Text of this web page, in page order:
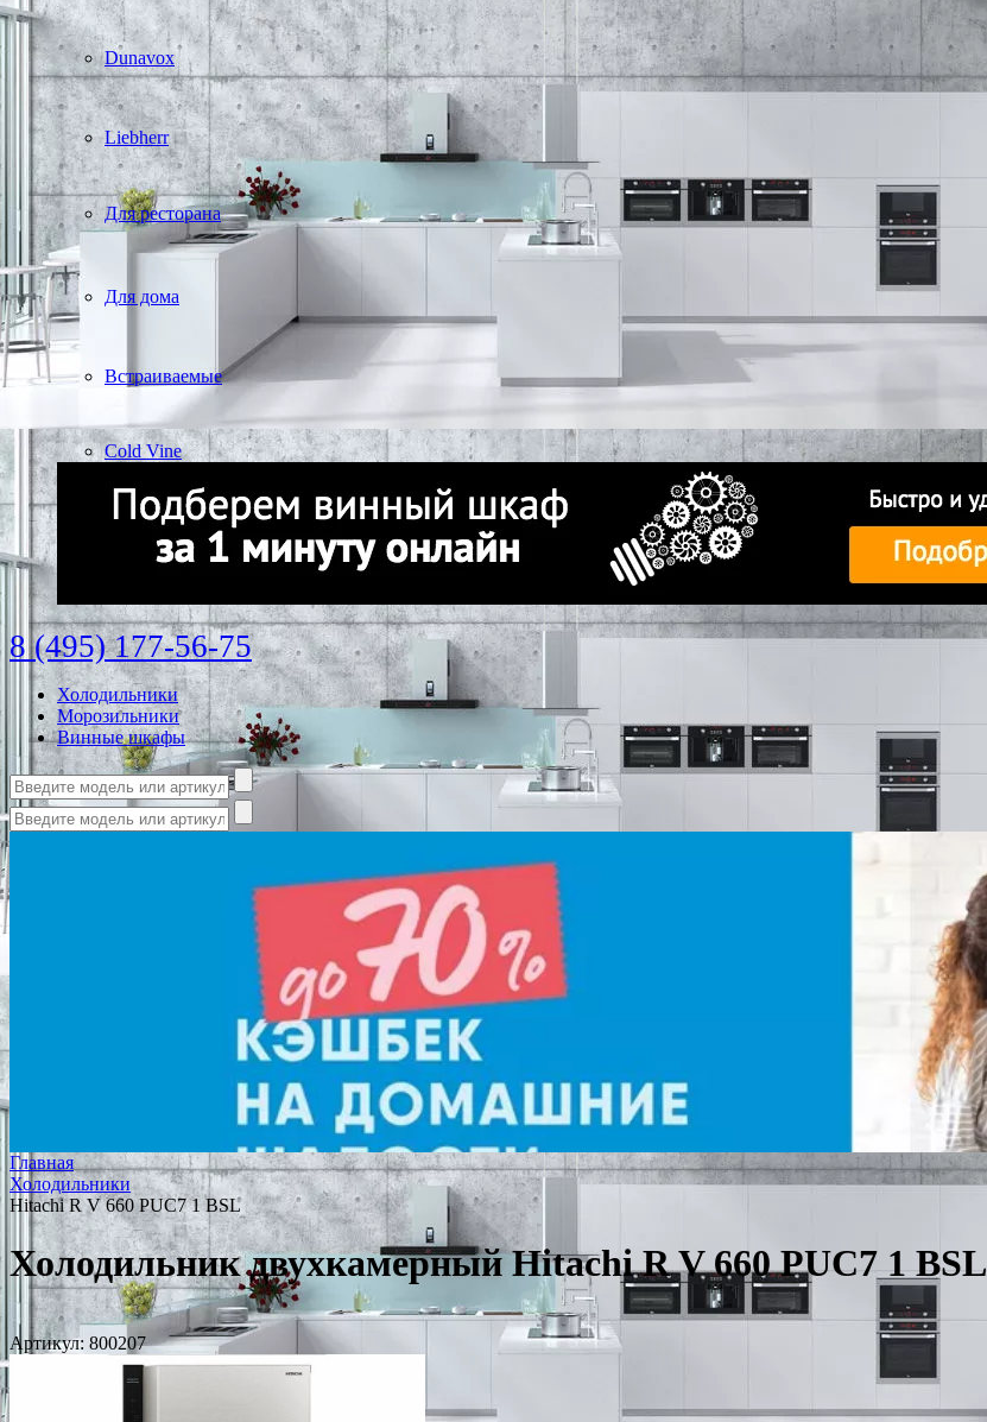
Dunavox
Liebherr
Для ресторана
Для дома
Встраиваемые
Cold Vine
8 (495) 177-56-75
Холодильники
Морозильники
Винные шкафы
Главная
Холодильники
Hitachi R V 660 PUC7 1 BSL
Холодильник двухкамерный Hitachi R V 660 PUC7 1 BSL
Артикул: 800207